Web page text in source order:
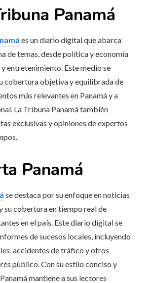
Panamá
es un diario digital que abarca
de temas, desde política y economía
entretenimiento. Este medio se
cobertura objetiva y equilibrada de
más relevantes en Panamá y a
La Tribuna Panamá también
exclusivas y opiniones de expertos
Panamá
se destaca por su enfoque en noticias
su cobertura en tiempo real de
en el país. Este diario digital se
de sucesos locales, incluyendo
accidentes de tráfico y otros
público. Con su estilo conciso y
mantiene a sus lectores